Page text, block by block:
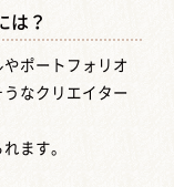
は？
ポートフォリオ
なクリエイター
ます。